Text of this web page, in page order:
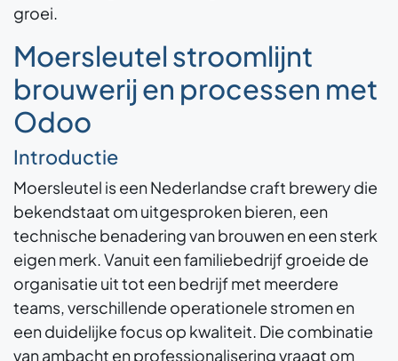
groei.
Moersleutel stroomlijnt
brouwerij en processen met
Odoo
Introductie
Moersleutel is een Nederlandse craft brewery die
bekendstaat om uitgesproken bieren, een
technische benadering van brouwen en een sterk
eigen merk. Vanuit een familiebedrijf groeide de
organisatie uit tot een bedrijf met meerdere
teams, verschillende operationele stromen en
een duidelijke focus op kwaliteit. Die combinatie
van ambacht en professionalisering vraagt om